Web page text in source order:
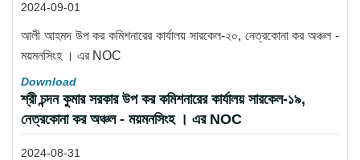
2024-09-01
আলী আহমদ উপ কর কমিশনারের কার্যালয় সারকেল-২০, নেত্রকোনা কর অঞ্চল -
ময়মনসিংহ । এর NOC
Download
শ্রী চন্দন কুমার সরকার উপ কর কমিশনারের কার্যালয় সারকেল-১৯,
নেত্রকোনা কর অঞ্চল - ময়মনসিংহ । এর NOC
2024-08-31